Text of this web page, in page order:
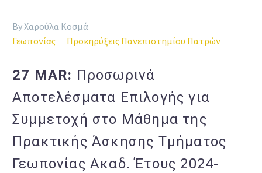
By Χαρούλα Κοσμά
Γεωπονίας
Προκηρύξεις Πανεπιστημίου Πατρών
27 MAR: Προσωρινά
Αποτελέσματα Επιλογής για
Συμμετοχή στο Μάθημα της
Πρακτικής Άσκησης Τμήματος
Γεωπονίας Ακαδ. Έτους 2024-